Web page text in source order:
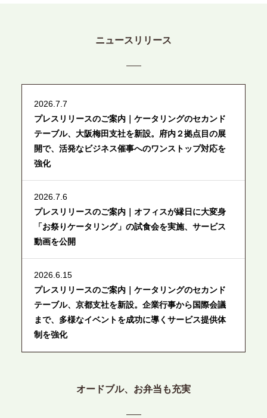
ニュースリリース
2026.7.7
プレスリリースのご案内｜ケータリングのセカンド
テーブル、大阪梅田支社を新設。府内２拠点目の展
開で、活発なビジネス催事へのワンストップ対応を
強化
2026.7.6
プレスリリースのご案内｜オフィスが縁日に大変身
「お祭りケータリング」の試食会を実施、サービス
動画を公開
2026.6.15
プレスリリースのご案内｜ケータリングのセカンド
テーブル、京都支社を新設。企業行事から国際会議
まで、多様なイベントを成功に導くサービス提供体
制を強化
プレスリリースのご案内｜ケータリングのセカンド
目の展開で、拡大する出張パーティー・ケータリン
オードブル、お弁当も充実